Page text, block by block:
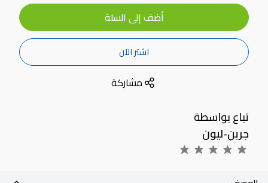
أضف إلى السلة
اشتر الآن
مشاركة
تباع بواسطة
جرين-ليون